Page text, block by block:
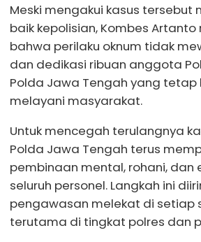
Meski mengakui kasus tersebut
baik kepolisian, Kombes
bahwa perilaku oknum tidak
dan dedikasi ribuan anggota
Polda Jawa Tengah yang tetap
melayani masyarakat.
Untuk mencegah terulangnya
Polda Jawa Tengah terus
pembinaan mental, rohani, dan
seluruh personel. Langkah ini
pengawasan melekat di setiap
terutama di tingkat polres dan